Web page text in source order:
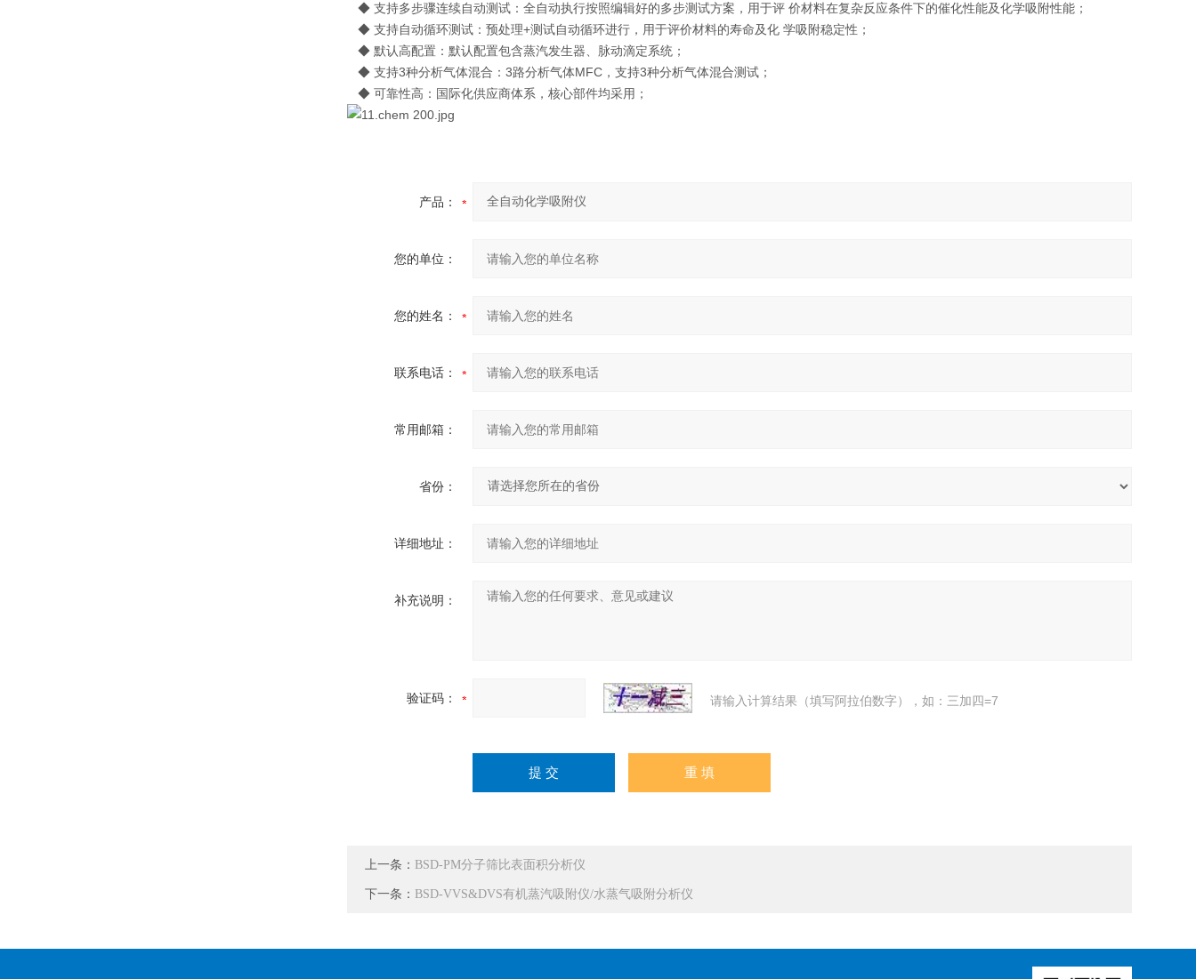
◆ 支持多步骤连续自动测试：全自动执行按照编辑好的多步测试方案，用于评 价材料在复杂反应条件下的催化性能及化学吸附性能；
◆ 支持自动循环测试：预处理+测试自动循环进行，用于评价材料的寿命及化 学吸附稳定性；
◆ 默认高配置：默认配置包含蒸汽发生器、脉动滴定系统；
◆ 支持3种分析气体混合：3路分析气体MFC，支持3种分析气体混合测试；
◆ 可靠性高：国际化供应商体系，核心部件均采用；
产品：
您的单位：
您的姓名：
联系电话：
常用邮箱：
省份：
详细地址：
补充说明：
验证码： 请输入计算结果（填写阿拉伯数字），如：三加四=7
上一条： BSD-PM分子筛比表面积分析仪
下一条： BSD-VVS&DVS有机蒸汽吸附仪/水蒸气吸附分析仪